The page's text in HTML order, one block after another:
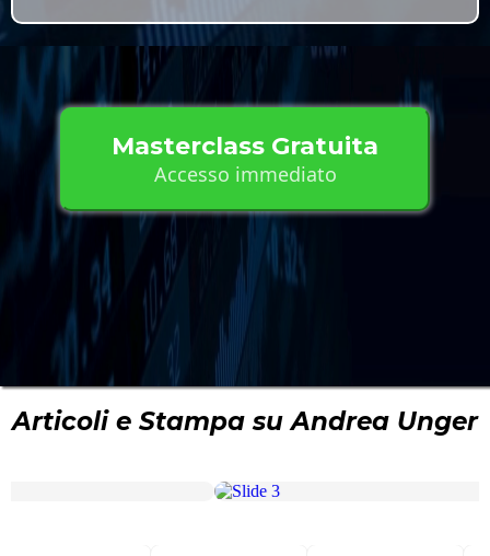
Masterclass Gratuita
Accesso immediato
Articoli e Stampa su Andrea Unger